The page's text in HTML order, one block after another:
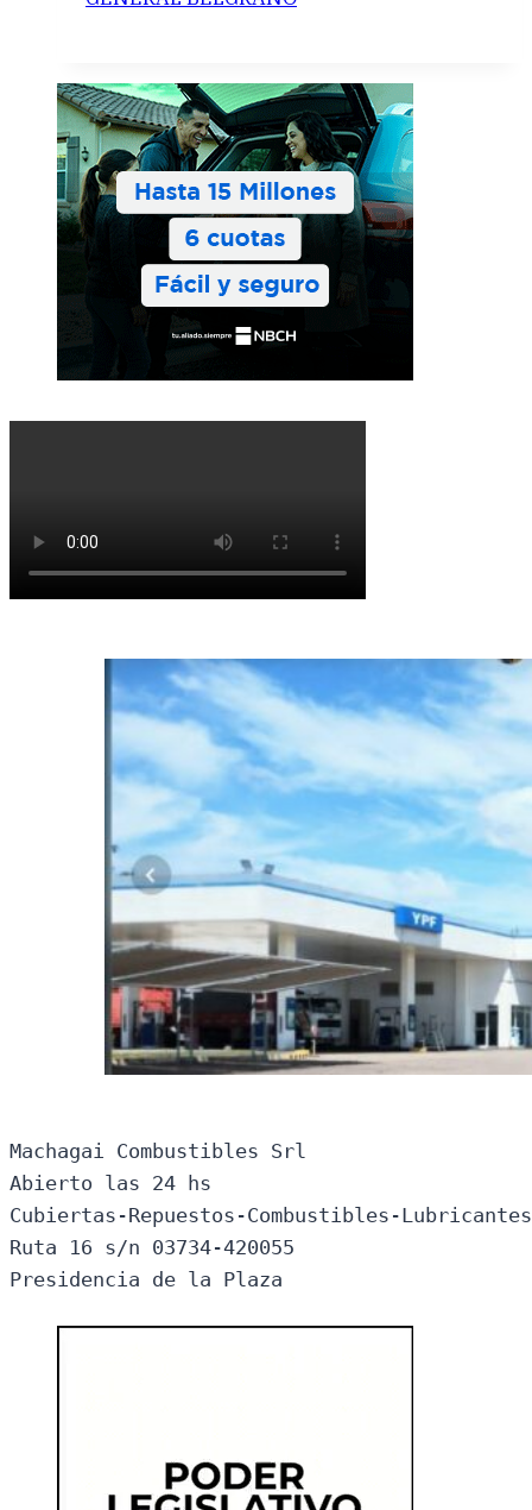
Machagai Combustibles Srl
Abierto las 24 hs
Cubiertas-Repuestos-Combustibles-
Ruta 16 s/n 03734-420055
Presidencia de la Plaza